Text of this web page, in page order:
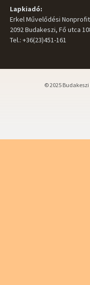
Lapkiadó:
Erkel Művelődési
2092 Budakeszi, Fő utca
Tel.: +36(23)451-161
© 2025